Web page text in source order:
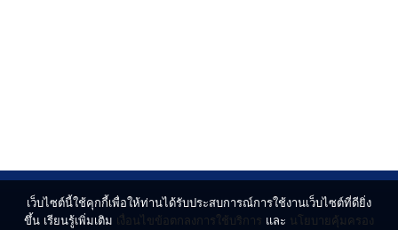
เว็บไซต์นี้ใช้คุกกี้เพื่อให้ท่านได้รับประสบการณ์การใช้งานเว็บไซต์ที่ดียิ่ง
ขึ้น เรียนรู้เพิ่มเติม เงื่อนไขข้อตกลงการใช้บริการ และ นโยบายคุ้มครอง